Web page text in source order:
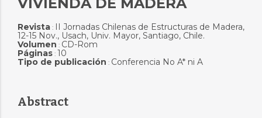
Revista: II Jornadas Chilenas de Estructuras de Madera,
12-15 Nov., Usach, Univ. Mayor, Santiago, Chile.
Volumen : CD-Rom
Páginas: 10
Tipo de publicación : Conferencia No A* ni A
Abstract